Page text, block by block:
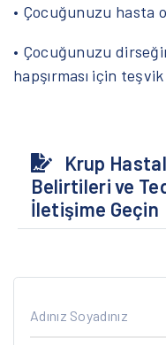
• Çocuğunuzu hasta
• Çocuğunuzu
hapşırması için
Krup
Belirtileri ve
İletişime Geçin
Adınız Soyadınız